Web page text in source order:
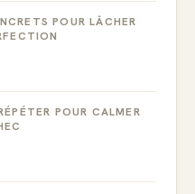
POUR LÂCHER
POUR CALMER